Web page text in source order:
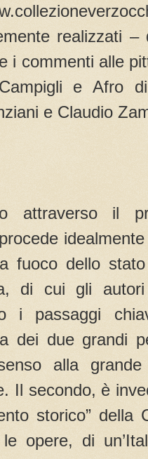
realizzati –
i commenti alle
e Afro
e Claudio
attraverso il
fuoco dello
di cui gli
i passaggi
dei due grandi
alla
Il secondo, è
storico” della
le opere, di